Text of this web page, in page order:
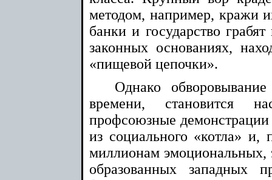
методом, например, кражи
банки и государство
законных основаниях,
«пищевой цепочки».
Однако
времени, становится
профсоюзные демонстрации
из социального «котла» и,
миллионам
образованных западных